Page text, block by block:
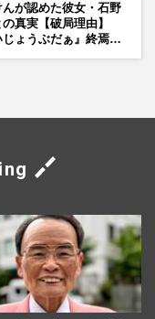
んが認めた彼女・石野
の真実【破局理由】
じょうぶだぁ』終焉の